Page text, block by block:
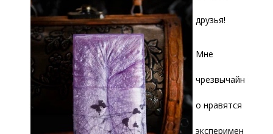
друзья!
Мне
чрезвычайн
о нравятся
эксперимен